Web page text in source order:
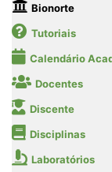
Bionorte
Tutoriais
Calendário
Docentes
Discente
Disciplinas
Laboratórios